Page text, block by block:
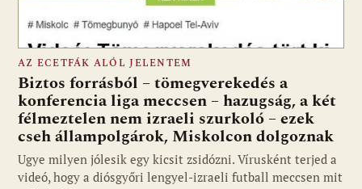
AZ ECETFÁK ALÓL JELENTEM
Biztos forrásból – tömegverekedés a
konferencia liga meccsen – hazugság, a két
félmeztelen nem izraeli szurkoló – ezek
cseh állampolgárok, Miskolcon dolgoznak
Ugye milyen jólesik egy kicsit zsidózni. Vírusként terjed a
videó, hogy a diósgyőri lengyel-izraeli futball meccsen mit